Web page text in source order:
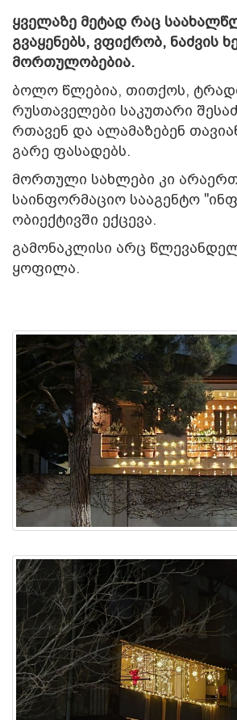
ყველაზე მეტად რაც
გვაყენებს, ვფიქრობ, ნაძვის
მორთულობებია.
ბოლო წლებია, თითქოს,
რუსთაველები საკუთარი
რთავენ და ალამაზებენ
გარე ფასადებს.
მორთული სახლები კი
საინფორმაციო სააგენტო
ობიექტივში ექცევა.
გამონაკლისი არც
ყოფილა.